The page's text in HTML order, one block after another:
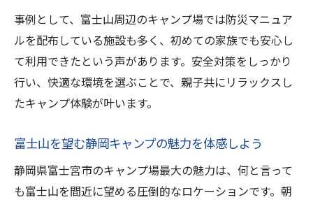
静岡キャンプで親子が川遊びを楽しむ秘訣
安全に川遊びができる静岡キャンプ場の特
徴
静岡キャンプでSUPや水遊び体験を満喫
ィビティ
川遊びと自然体験が両立する静岡キャンプ
事例として、富士山周辺のキャンプ場では防災マニュア
ルを配布している施設も多く、初めての家族でも安心し
て利用できたという声があります。安全対策をしっかり
行い、快適な環境を選ぶことで、親子共にリラックスし
たキャンプ体験が叶います。
富士山を望む静岡キャンプの魅力を体感しよう
静岡県富士宮市のキャンプ場最大の魅力は、何と言って
も富士山を間近に望める圧倒的なロケーションです。朝